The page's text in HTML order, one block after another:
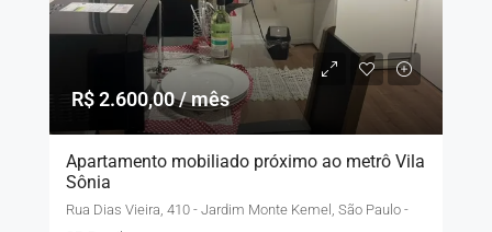
R$ 2.600,00 / mês
Apartamento mobiliado próximo ao metrô Vila
Sônia
Rua Dias Vieira, 410 - Jardim Monte Kemel, São Paulo -